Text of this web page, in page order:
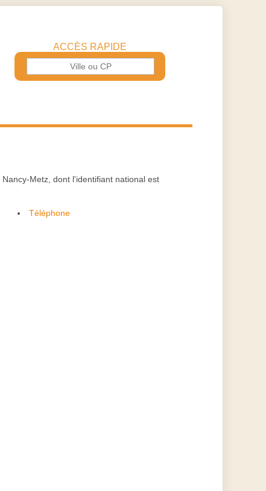
ACCÈS RAPIDE
Metz, dont l'identifiant national est
Téléphone